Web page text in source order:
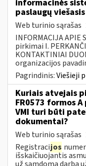
informacinės
paslaugų
Web turinio sąrašas
INFORMACIJA APIE
pirkimai I.
KONTAKTINIAI
organizacijos
Pagrindinis:Viešieji
Kuriais atvejais
FR0573 formos
VMI turi būti
dokumentai?
Web turinio sąrašas
Registracijos
išskaičiuojantis
už samdomą darbą